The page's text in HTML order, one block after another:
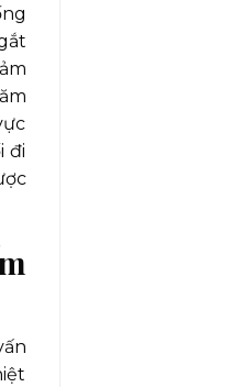
đi